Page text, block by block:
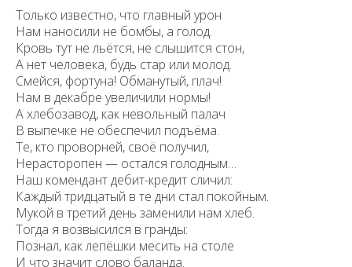
Только известно, что главный урон
Нам наносили не бомбы, а голод.
Кровь тут не льётся, не слышится стон,
А нет человека, будь стар или молод.
Смейся, фортуна! Обманутый, плач!
Нам в декабре увеличили нормы!
А хлебозавод, как невольный палач
В выпечке не обеспечил подъёма.
Те, кто проворней, своё получил,
Нерасторопен — остался голодным…
Наш комендант дебит-кредит сличил:
Каждый тридцатый в те дни стал покойным.
Мукой в третий день заменили нам хлеб.
Тогда я возвысился в гранды:
Познал, как лепёшки месить на столе
И что значит слово баланда.